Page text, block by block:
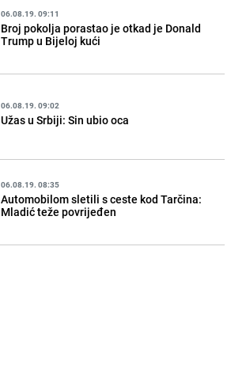
06.08.19. 09:11
Broj pokolja porastao je otkad je Donald
Trump u Bijeloj kući
06.08.19. 09:02
Užas u Srbiji: Sin ubio oca
06.08.19. 08:35
Automobilom sletili s ceste kod Tarčina:
Mladić teže povrijeđen